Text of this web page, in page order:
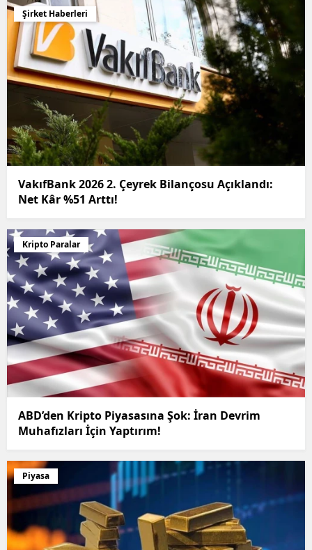
Şirket Haberleri
VakıfBank 2026 2. Çeyrek Bilançosu Açıklandı:
Net Kâr %51 Arttı!
Kripto Paralar
ABD’den Kripto Piyasasına Şok: İran Devrim
Muhafızları İçin Yaptırım!
Piyasa